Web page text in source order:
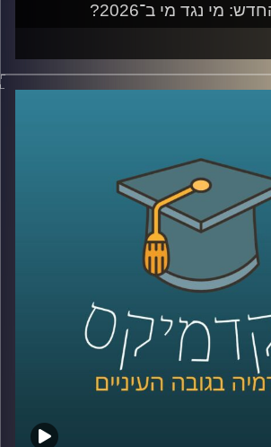
מי נגד מי ב־2026?
האנשים עוד הצליחו להבין פחות או יותר
איומים, מלחמה רב־זירתית… ובין כל
פשוט איבדו את התמונה הגדולה.
לעצור רגע ולעשות סדר.
באזור שלנו, מה השתנה מאז השבעה
היום המפה האסטרטגית של המזרח
צבי, מרצה וחוקר בכיר במכון למדיניות
רייכמן, ולשעבר מנכ”ל בפועל של
וראש זירה בחטיבת המחקר
האם איראן באמת מתקרבת לנשק גרעיני,